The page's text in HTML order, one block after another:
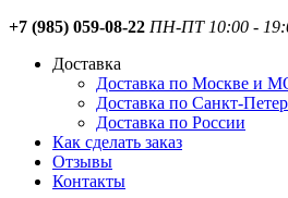
+7 (985) 059-08-22 ПН-ПТ 10:00 -
Доставка
Доставка по Москве и
Доставка по Санкт-
Доставка по России
Как сделать заказ
Отзывы
Контакты